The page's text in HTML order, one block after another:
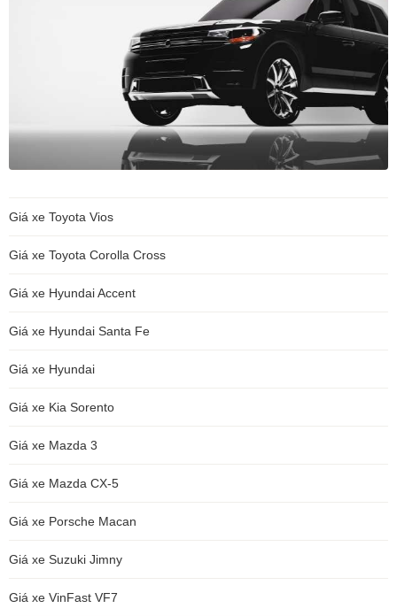
Giá xe Toyota Vios
Giá xe Toyota Corolla Cross
Giá xe Hyundai Accent
Giá xe Hyundai Santa Fe
Giá xe Hyundai
Giá xe Kia Sorento
Giá xe Mazda 3
Giá xe Mazda CX-5
Giá xe Porsche Macan
Giá xe Suzuki Jimny
Giá xe VinFast VF7